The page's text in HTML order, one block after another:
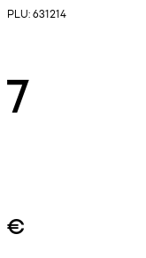
PLU: 631214
7
€